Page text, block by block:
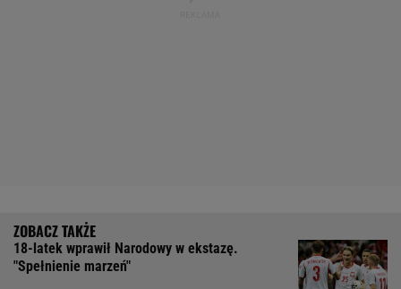
18-latek wprawił Narodowy w ekstazę.
"Spełnienie marzeń"